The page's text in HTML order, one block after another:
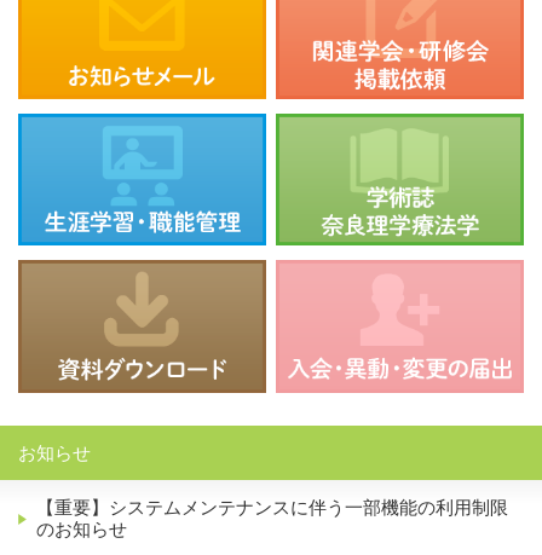
お知らせ
【重要】システムメンテナンスに伴う一部機能の利用制限
のお知らせ